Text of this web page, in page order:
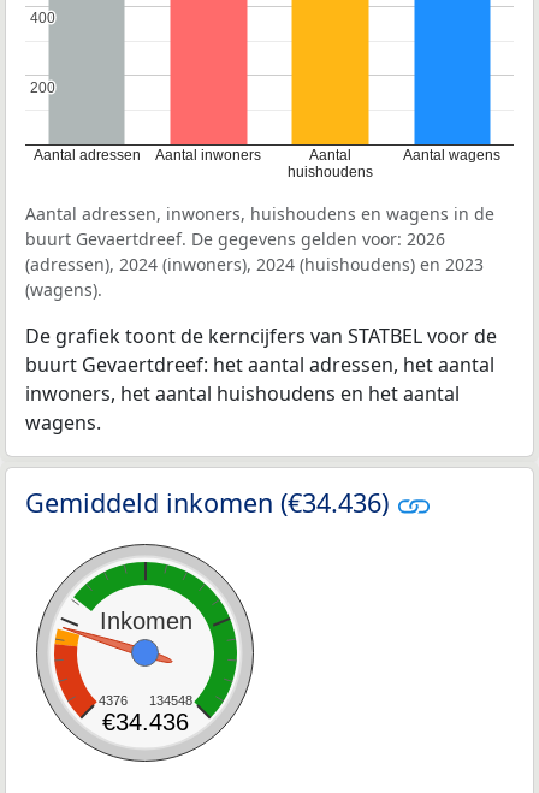
Aantal adressen Aantal inwoners
Aantal
huishoudens
Aantal wagens
200
200
400
400
Aantal adressen, inwoners, huishoudens en wagens in de
buurt Gevaertdreef. De gegevens gelden voor: 2026
(adressen), 2024 (inwoners), 2024 (huishoudens) en 2023
(wagens).
De grafiek toont de kerncijfers van STATBEL voor de
buurt Gevaertdreef: het aantal adressen, het aantal
inwoners, het aantal huishoudens en het aantal
wagens.
Gemiddeld inkomen (€34.436)
Inkomen
4376 134548
€34.436